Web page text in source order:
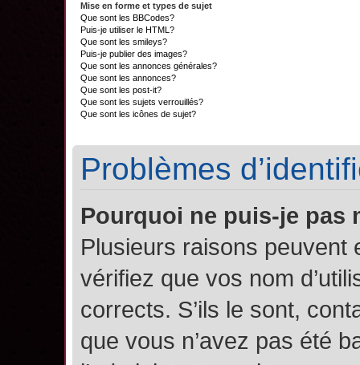
Mise en forme et types de sujet
Que sont les BBCodes?
Puis-je utiliser le HTML?
Que sont les smileys?
Puis-je publier des images?
Que sont les annonces générales?
Que sont les annonces?
Que sont les post-it?
Que sont les sujets verrouillés?
Que sont les icônes de sujet?
Problèmes
Pourquoi ne puis-je pas
Plusieurs raisons peuvent
vérifiez que vos nom
corrects. S’ils le sont,
que vous n’avez pas été